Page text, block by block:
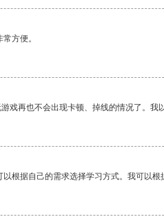
方便。
戏再也不会出现卡顿、掉线的情况了。我
根据自己的需求选择学习方式。我可以根